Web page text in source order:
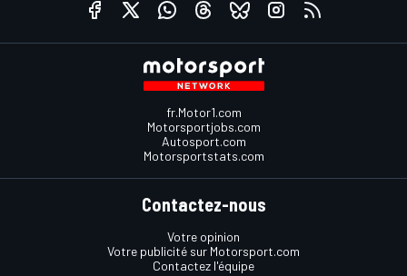
fr.Motor1.com
Motorsportjobs.com
Autosport.com
Motorsportstats.com
Contactez-nous
Votre opinion
Votre publicité sur Motorsport.com
Contactez l'équipe